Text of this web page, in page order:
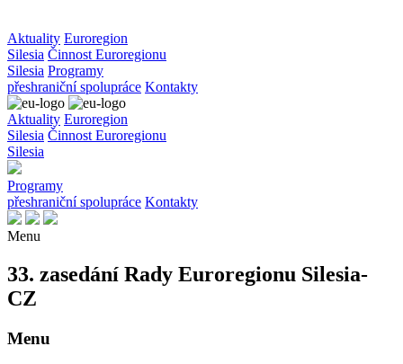
Aktuality Euroregion
Silesia Činnost Euroregionu
Silesia Programy
přeshraniční spolupráce Kontakty
Aktuality Euroregion
Silesia Činnost Euroregionu
Silesia
Programy
přeshraniční spolupráce Kontakty
Menu
33. zasedání Rady Euroregionu Silesia-
CZ
Menu